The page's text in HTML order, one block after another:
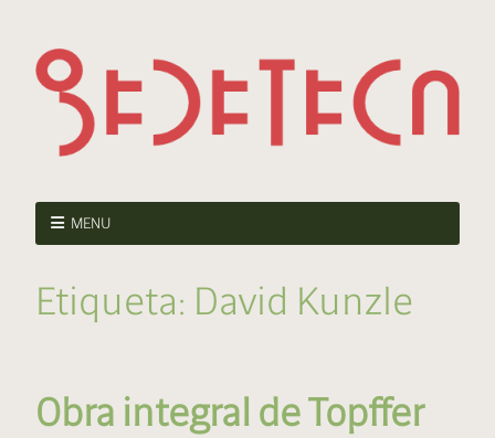
MENU
Etiqueta: David Kunzle
Obra integral de Topffer